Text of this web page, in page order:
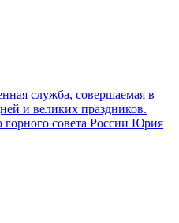
служба, совершаемая в
и великих праздников.
горного совета России Юрия